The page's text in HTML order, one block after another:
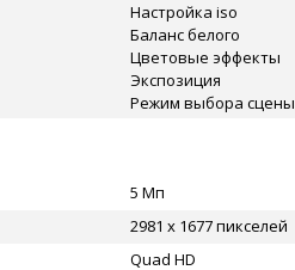
Настройка iso
Баланс белого
Цветовые эффекты
Экспозиция
Режим выбора сцены
5 Мп
2981 x 1677 пикселей
Quad HD